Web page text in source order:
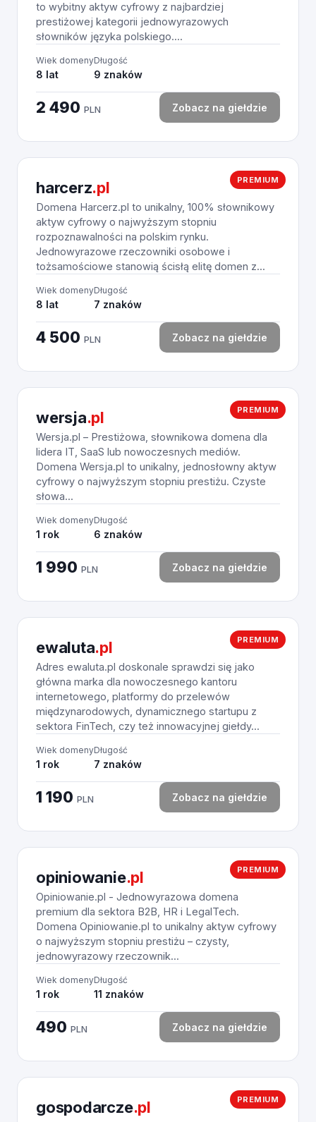
to wybitny aktyw cyfrowy z najbardziej
prestiżowej kategorii jednowyrazowych
słowników języka polskiego....
Wiek domeny
8 lat
Długość
9 znaków
2 490 PLN Zobacz na giełdzie
PREMIUM
harcerz.pl
Domena Harcerz.pl to unikalny, 100% słownikowy
aktyw cyfrowy o najwyższym stopniu
rozpoznawalności na polskim rynku.
Jednowyrazowe rzeczowniki osobowe i
tożsamościowe stanowią ścisłą elitę domen z...
Wiek domeny
8 lat
Długość
7 znaków
4 500 PLN Zobacz na giełdzie
PREMIUM
wersja.pl
Wersja.pl – Prestiżowa, słownikowa domena dla
lidera IT, SaaS lub nowoczesnych mediów.
Domena Wersja.pl to unikalny, jednosłowny aktyw
cyfrowy o najwyższym stopniu prestiżu. Czyste
słowa...
Wiek domeny
1 rok
Długość
6 znaków
1 990 PLN Zobacz na giełdzie
PREMIUM
ewaluta.pl
Adres ewaluta.pl doskonale sprawdzi się jako
główna marka dla nowoczesnego kantoru
internetowego, platformy do przelewów
międzynarodowych, dynamicznego startupu z
sektora FinTech, czy też innowacyjnej giełdy...
Wiek domeny
1 rok
Długość
7 znaków
1 190 PLN Zobacz na giełdzie
PREMIUM
opiniowanie.pl
Opiniowanie.pl - Jednowyrazowa domena
premium dla sektora B2B, HR i LegalTech.
Domena Opiniowanie.pl to unikalny aktyw cyfrowy
o najwyższym stopniu prestiżu – czysty,
jednowyrazowy rzeczownik...
Wiek domeny
1 rok
Długość
11 znaków
490 PLN Zobacz na giełdzie
PREMIUM
gospodarcze.pl